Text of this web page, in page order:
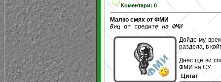
Коментари: 0
Малко смях от ФМИ
Виц от средите на ФМИ
Дойде му
раздела, в
Днес ще ви
ФМИ на СУ.
Цитат